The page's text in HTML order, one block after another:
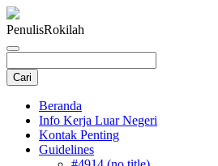
PenulisRokilah
Beranda
Info Kerja Luar Negeri
Kontak Penting
Guidelines